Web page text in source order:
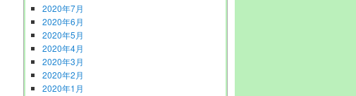
2020年7月
2020年6月
2020年5月
2020年4月
2020年3月
2020年2月
2020年1月